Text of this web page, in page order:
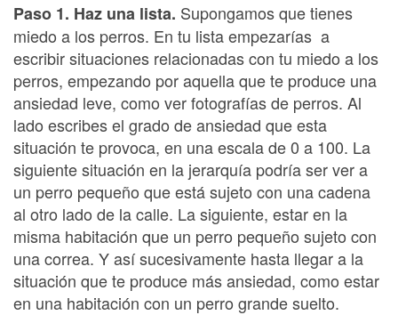
Paso 1. Haz una lista. Supongamos que tienes
miedo a los perros. En tu lista empezarías a
escribir situaciones relacionadas con tu miedo a los
perros, empezando por aquella que te produce una
ansiedad leve, como ver fotografías de perros. Al
lado escribes el grado de ansiedad que esta
situación te provoca, en una escala de 0 a 100. La
siguiente situación en la jerarquía podría ser ver a
un perro pequeño que está sujeto con una cadena
al otro lado de la calle. La siguiente, estar en la
misma habitación que un perro pequeño sujeto con
una correa. Y así sucesivamente hasta llegar a la
situación que te produce más ansiedad, como estar
en una habitación con un perro grande suelto.